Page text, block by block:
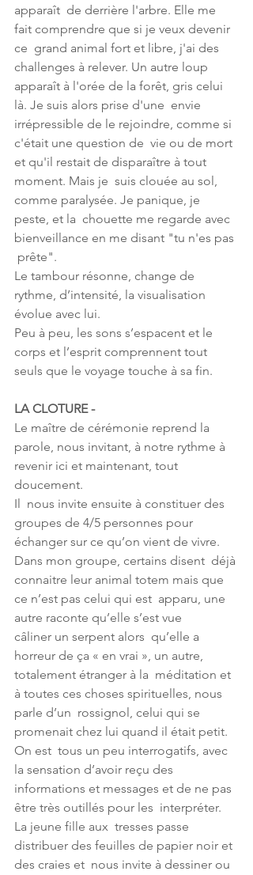
apparaît  de derrière l'arbre. Elle me
fait comprendre que si je veux devenir
ce  grand animal fort et libre, j'ai des
challenges à relever. Un autre loup
apparaît à l'orée de la forêt, gris celui
là. Je suis alors prise d'une  envie
irrépressible de le rejoindre, comme si
c'était une question de  vie ou de mort
et qu'il restait de disparaître à tout
moment. Mais je  suis clouée au sol,
comme paralysée. Je panique, je
peste, et la  chouette me regarde avec
bienveillance en me disant "tu n'es pas
prête".
Le tambour résonne, change de
rythme, d’intensité, la visualisation
évolue avec lui.
Peu à peu, les sons s’espacent et le
corps et l’esprit comprennent tout
seuls que le voyage touche à sa fin.
LA CLOTURE -
Le maître de cérémonie reprend la
parole, nous invitant, à notre rythme à
revenir ici et maintenant, tout
doucement.
Il  nous invite ensuite à constituer des
groupes de 4/5 personnes pour
échanger sur ce qu’on vient de vivre.
Dans mon groupe, certains disent  déjà
connaitre leur animal totem mais que
ce n’est pas celui qui est  apparu, une
autre raconte qu’elle s’est vue
câliner un serpent alors  qu’elle a
horreur de ça « en vrai », un autre,
totalement étranger à la  méditation et
à toutes ces choses spirituelles, nous
parle d’un  rossignol, celui qui se
promenait chez lui quand il était petit.
On est  tous un peu interrogatifs, avec
la sensation d’avoir reçu des
informations et messages et de ne pas
être très outillés pour les  interpréter.
La jeune fille aux  tresses passe
distribuer des feuilles de papier noir et
des craies et  nous invite à dessiner ou